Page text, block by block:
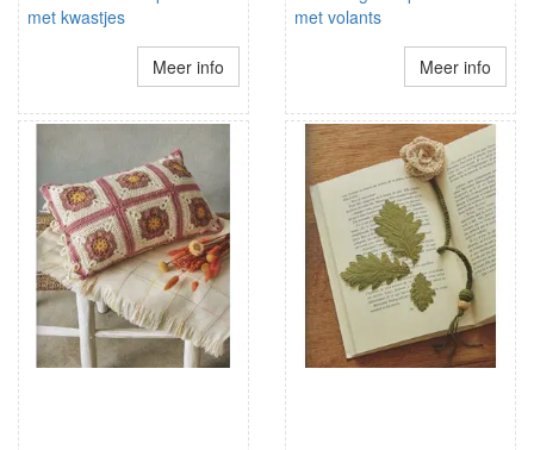
met kwastjes
Meer info
met volants
Meer info